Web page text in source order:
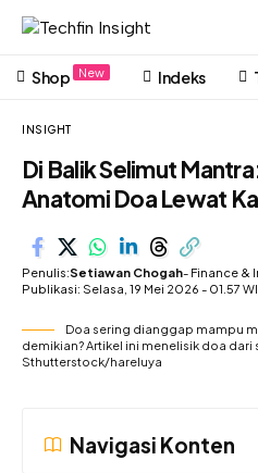
Shop New Indeks
INSIGHT
Di Balik Selimut
Anatomi Doa Lewat
Penulis:Setiawan Chogah- Finance &
Publikasi: Selasa, 19 Mei 2026 - 01.57
Doa sering dianggap mampu
demikian? Artikel ini menelisik doa dari
Sthutterstock/hareluya
Navigasi Konten